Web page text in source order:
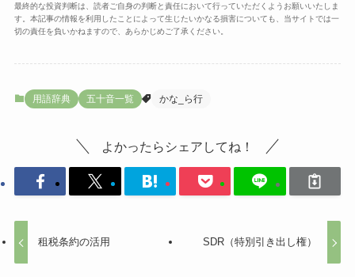
最終的な投資判断は、読者ご自身の判断と責任において行っていただくようお願いいたしま
す。本記事の情報を利用したことによって生じたいかなる損害についても、当サイトでは一
切の責任を負いかねますので、あらかじめご了承ください。
用語辞典 五十音一覧 かな_ら行
よかったらシェアしてね！
租税条約の活用 SDR（特別引き出し権）